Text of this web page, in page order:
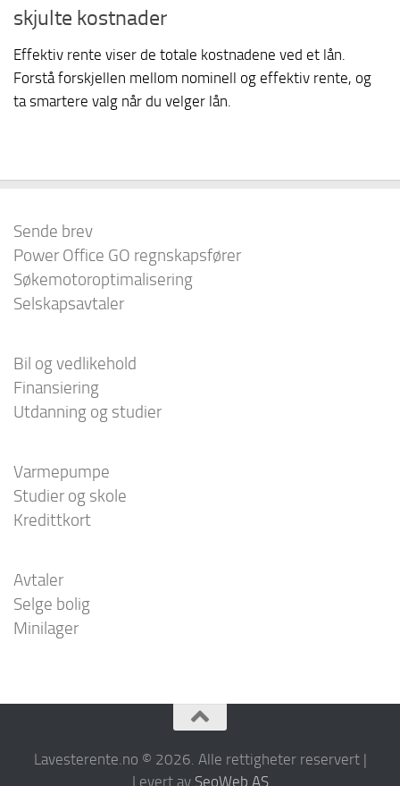
skjulte kostnader
Effektiv rente viser de totale kostnadene ved et lån.
Forstå forskjellen mellom nominell og effektiv rente, og
ta smartere valg når du velger lån.
Sende brev
Power Office GO regnskapsfører
Søkemotoroptimalisering
Selskapsavtaler
Bil og vedlikehold
Finansiering
Utdanning og studier
Varmepumpe
Studier og skole
Kredittkort
Avtaler
Selge bolig
Minilager
Lavesterente.no © 2026. Alle rettigheter reservert |
Levert av SeoWeb AS